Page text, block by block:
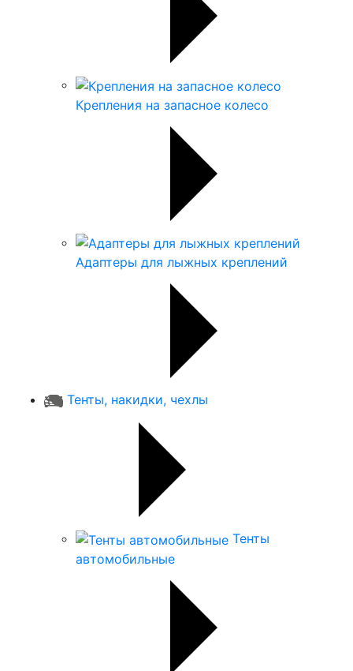
Крепления на запасное колесо
Адаптеры для лыжных креплений
Тенты, накидки, чехлы
Тенты
автомобильные